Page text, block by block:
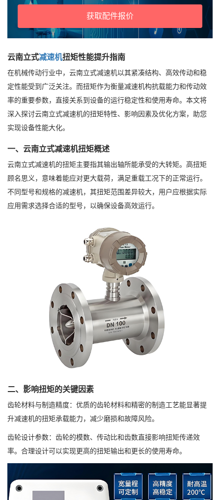
获取配件报价
云南立式减速机扭矩性能提升指南
在机械传动行业中，云南立式减速机以其紧凑结构、高效传动和稳
定性能受到广泛关注。而扭矩作为衡量减速机构抗载能力和传动效
率的重要参数，直接关系到设备的运行稳定性和使用寿命。本文将
深入探讨云南立式减速机的扭矩特性、影响因素及优化方案，助您
实现设备性能大化。
一、云南立式减速机扭矩概述
云南立式减速机的扭矩主要指其输出轴所能承受的大转矩。高扭矩
顾名思义，意味着能应对更大载荷，满足重载工况下的正常运行。
不同型号和规格的减速机，其扭矩范围差异较大，用户应根据实际
应用需求选择合适的型号，以确保设备高效运行。
二、影响扭矩的关键因素
齿轮材料与制造精度：优质的齿轮材料和精密的制造工艺能显著提
升减速机的扭矩承载能力，减少磨损和故障风险。
齿轮设计参数：齿轮的模数、传动比和齿数直接影响扭矩传递效
率。合理设计可以实现更高的扭矩输出和更长的使用寿命。